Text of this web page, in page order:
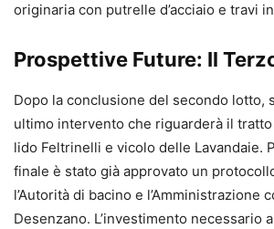
originaria con putrelle d’acciaio e travi
Prospettive Future: Il
Dopo la conclusione del secondo lotto,
ultimo intervento che riguarderà il
lido Feltrinelli e vicolo delle Lavandaie.
finale è stato già approvato un
l’Autorità di bacino e l’Amministrazione
Desenzano. L’investimento necessario